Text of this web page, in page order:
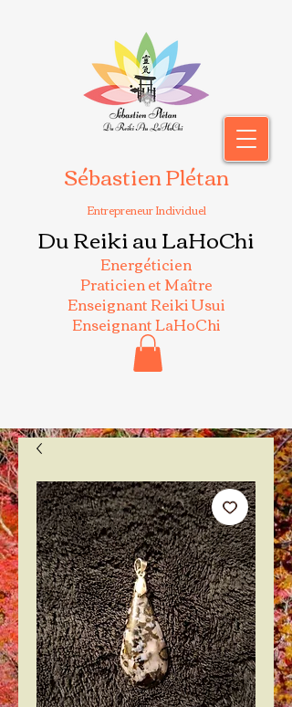
Sébastien Plétan
Entrepreneur Individuel
Du Reiki au LaHoChi
Energéticien
Praticien et Maître
Enseignant Reiki Usui
Enseignant LaHoChi